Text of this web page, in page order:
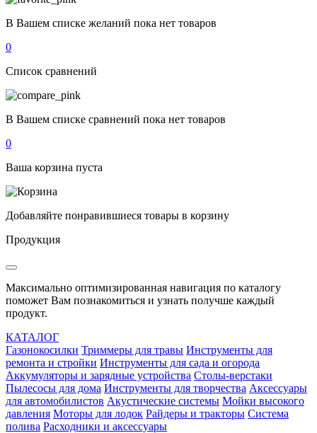
В Вашем списке желаний пока нет товаров
0
Список сравнений
В Вашем списке сравнений пока нет товаров
0
Ваша корзина пуста
Добавляйте понравившиеся товары в корзину
Продукция
Максимально оптимизированная навигация по каталогу
поможет Вам познакомиться и узнать получше каждый
продукт.
КАТАЛОГ
Газонокосилки Триммеры для травы Инструменты для
ремонта и стройки Инструменты для сада и огорода
Аккумуляторы и зарядные устройства Столы-верстаки
Пылесосы для дома Инструменты для творчества Аксессуары
для автомобилистов Акустические системы Мойки высокого
давления Моторы для лодок Райдеры и тракторы Система
полива Расходники и аксессуары